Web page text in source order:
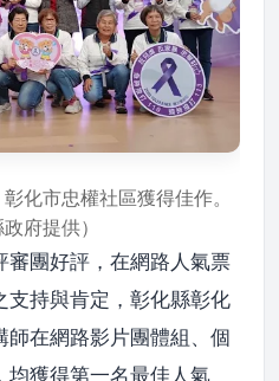
化市忠權社區獲得佳作。
政府提供）
審團好評，在網路人氣票
支持與肯定，彰化縣彰化
在網路影片團體組、個
均獲得第一名最佳人氣